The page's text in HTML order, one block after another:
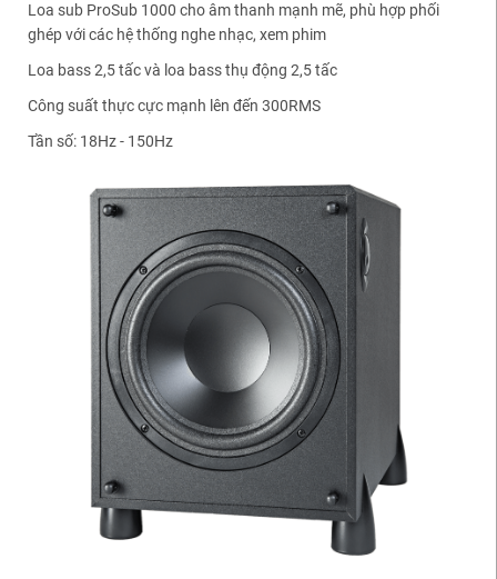
Loa sub ProSub 1000 cho âm thanh mạnh mẽ, phù hợp phối
ghép với các hệ thống nghe nhạc, xem phim
Loa bass 2,5 tấc và loa bass thụ động 2,5 tấc
Công suất thực cực mạnh lên đến 300RMS
Tần số: 18Hz - 150Hz